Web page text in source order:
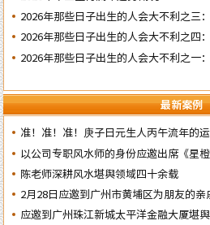
2026年那些日子出生的人会大不利之三
2026年那些日子出生的人会大不利之四
2026年那些日子出生的人会大不利之一
最新案例
准！准！准！庚子日元生人丙午流年的
以公司专职风水师的身份应邀出席《星
周年庆典
陈老师深耕风水堪舆领域四十余载
2月28日应邀到广州市黄埔区为朋友的
应邀到广州珠江新城太平洋金融大厦堪